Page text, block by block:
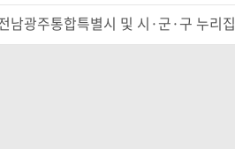
남광주통합특별시 및 시·군·구 누리집